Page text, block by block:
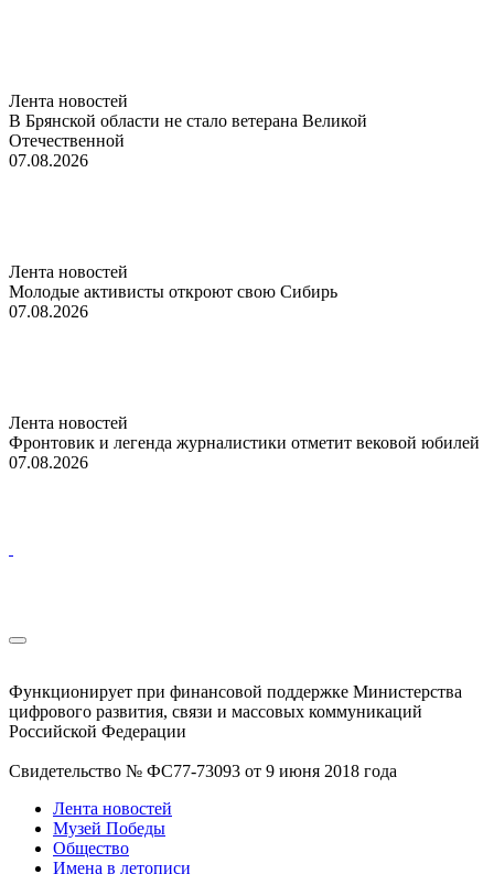
Лента новостей
В Брянской области не стало ветерана Великой
Отечественной
07.08.2026
Лента новостей
Молодые активисты откроют свою Сибирь
07.08.2026
Лента новостей
Фронтовик и легенда журналистики отметит вековой юбилей
07.08.2026
Функционирует при финансовой поддержке Министерства
цифрового развития, связи и массовых коммуникаций
Российской Федерации
Свидетельство № ФС77-73093 от 9 июня 2018 года
Лента новостей
Музей Победы
Общество
Имена в летописи